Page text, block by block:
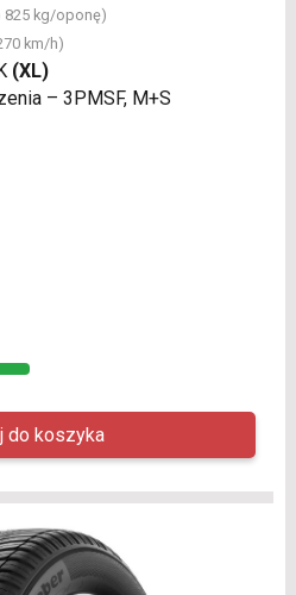
825 kg/oponę)
km/h)
(XL)
– 3PMSF, M+S